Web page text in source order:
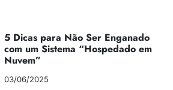
5 Dicas para Não Ser Enganado
com um Sistema “Hospedado em
Nuvem”
03/06/2025